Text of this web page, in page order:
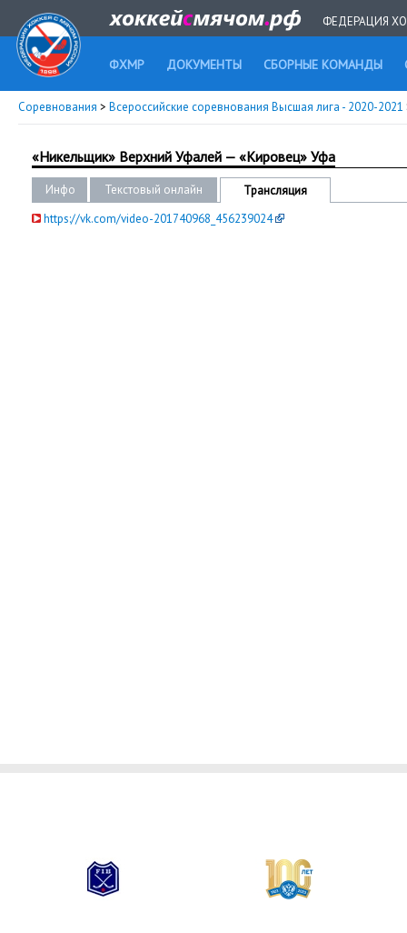
ФЕДЕРАЦИЯ
ФХМР ДОКУМЕНТЫ СБОРНЫЕ КОМАНДЫ
Соревнования > Всероссийские соревнования Высшая лига - 2020-2021
«Никельщик» Верхний Уфалей — «Кировец» Уфа
Инфо Текстовый онлайн
Трансляция
https://vk.com/video-201740968_456239024